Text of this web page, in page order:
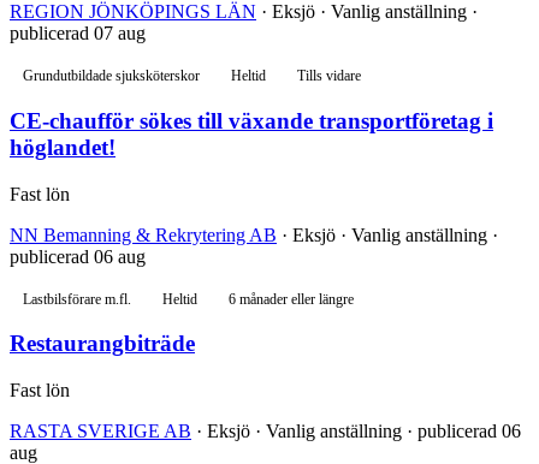
REGION JÖNKÖPINGS LÄN · Eksjö · Vanlig anställning ·
publicerad 07 aug
Grundutbildade sjuksköterskor Heltid Tills vidare
CE-chaufför sökes till växande transportföretag i
höglandet!
Fast lön
NN Bemanning & Rekrytering AB · Eksjö · Vanlig anställning ·
publicerad 06 aug
Lastbilsförare m.fl. Heltid 6 månader eller längre
Restaurangbiträde
Fast lön
RASTA SVERIGE AB · Eksjö · Vanlig anställning · publicerad 06
aug